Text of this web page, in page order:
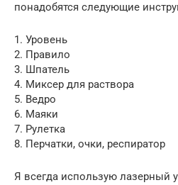
понадобятся следующие
1. Уровень
2. Правило
3. Шпатель
4. Миксер для раствора
5. Ведро
6. Маяки
7. Рулетка
8. Перчатки, очки, респиратор
Я всегда использую лазерный